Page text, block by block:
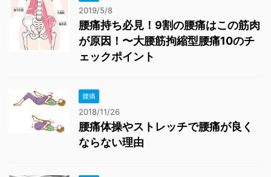
2019/5/8
腰痛持ち必見！9割の腰痛はこの筋肉
が原因！〜大腰筋拘縮型腰痛10のチ
ェックポイント
腰痛
2018/11/26
腰痛体操やストレッチで腰痛が良く
ならない理由